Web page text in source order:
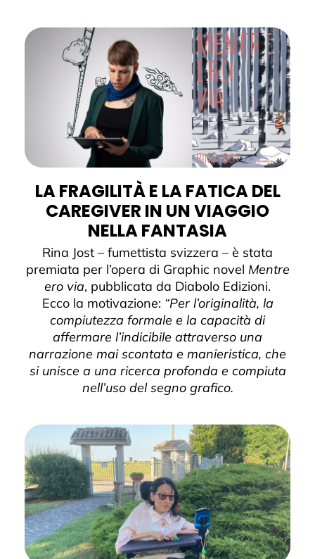
LA FRAGILITÀ E LA FATICA DEL
CAREGIVER IN UN VIAGGIO
NELLA FANTASIA
Rina Jost – fumettista svizzera – è stata
premiata per l’opera di Graphic novel Mentre
ero via, pubblicata da Diabolo Edizioni.
Ecco la motivazione: “Per l’originalità, la
compiutezza formale e la capacità di
affermare l’indicibile attraverso una
narrazione mai scontata e manieristica, che
si unisce a una ricerca profonda e compiuta
nell’uso del segno grafico.